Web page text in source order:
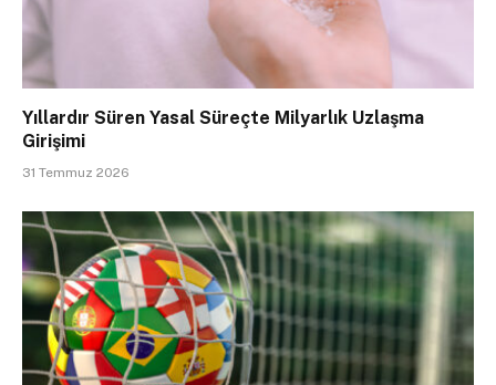
Yıllardır Süren Yasal Süreçte Milyarlık Uzlaşma
Girişimi
31 Temmuz 2026